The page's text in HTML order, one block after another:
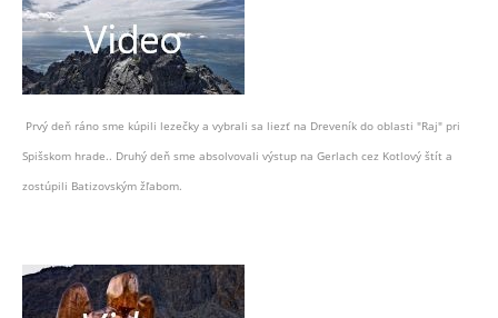
Prvý deň ráno sme kúpili lezečky a vybrali sa liezť na Dreveník do oblasti "Raj" pri
Spišskom hrade.. Druhý deň sme absolvovali výstup na Gerlach cez Kotlový štít a
zostúpili Batizovským žľabom.